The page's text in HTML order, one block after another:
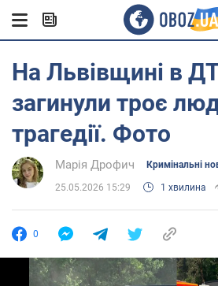
На Львівщині в
загинули троє
трагедії. Фото
Марія Дрофич Кримінальні
25.05.2026 15:29 1 хвилина
0